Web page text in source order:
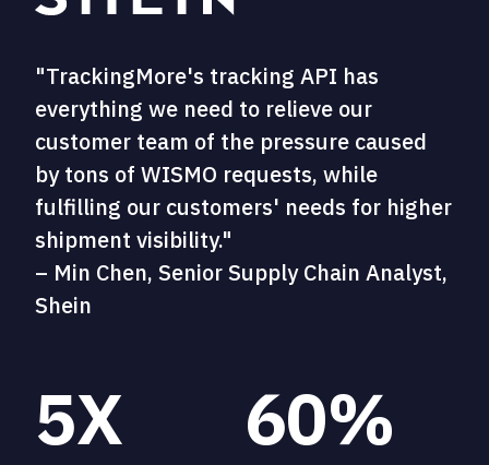
"TrackingMore's tracking API has
everything we need to relieve our
customer team of the pressure caused
by tons of WISMO requests, while
fulfilling our customers' needs for higher
shipment visibility."
– Min Chen, Senior Supply Chain Analyst,
Shein
5X 60%